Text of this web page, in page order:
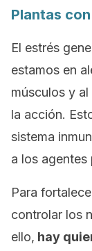
Plantas
El estrés
estamos en
músculos y
la acción.
sistema
a los agentes
Para
controlar los
ello, hay